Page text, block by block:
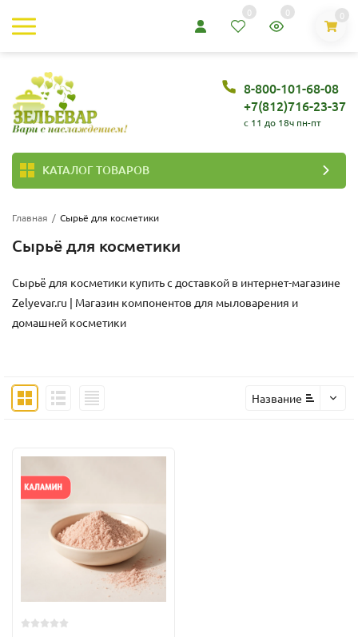
0 0 0
8-800-101-68-08
+7(812)716-23-37
c 11 до 18ч пн-пт
КАТАЛОГ ТОВАРОВ
Главная / Сырьё для косметики
Сырьё для косметики
Сырьё для косметики купить с доставкой в интернет-магазине
Zelyevar.ru | Магазин компонентов для мыловарения и
домашней косметики
Название